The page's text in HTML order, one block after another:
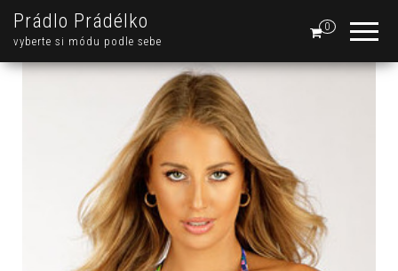
Prádlo Prádélko
vyberte si módu podle sebe
0